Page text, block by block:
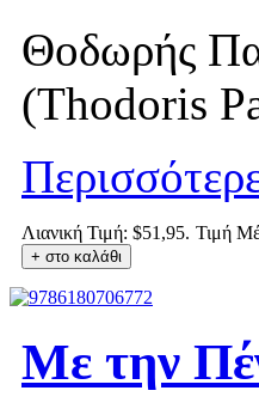
Θοδωρής
(Thodoris
Λιανική Τιμή: $51,95. Τιμή
Με την